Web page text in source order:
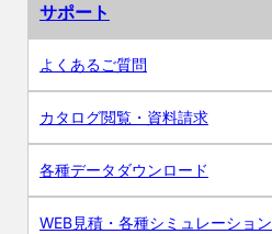
サポート
よくあるご質問
カタログ閲覧・資料請求
各種データダウンロード
WEB見積・各種シミュレーション